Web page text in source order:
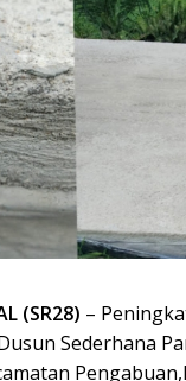
(SR28) –
Sederhana